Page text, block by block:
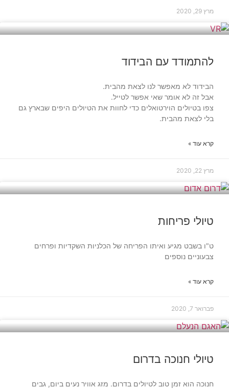
מרץ 29, 2020
להתמודד עם הבידוד
הבידוד לא מאפשר לנו לצאת מהבית.
אבל זה לא אומר שאי אפשר לטייל.
צפו בטיולים הוירטואלים כדי לחוות את הטיולים היפים שבארץ גם
בלי לצאת מהבית.
קרא עוד »
מרץ 22, 2020
טיולי פריחות
ט"ו בשבט מגיע ואיתו הפריחה של הכלניות השקדיות ופרחים
צבעוניים נוספים
קרא עוד »
פברואר 7, 2020
טיולי חנוכה בדרום
חנוכה הוא זמן טוב לטיולים בדרום. מזג אוויר נעים ביום, גבים